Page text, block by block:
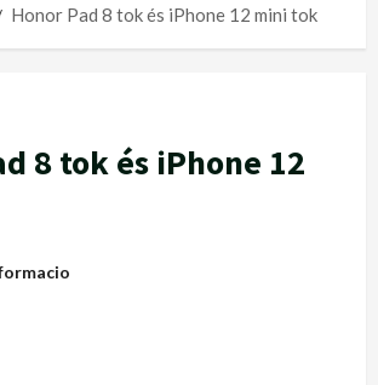
Honor Pad 8 tok és iPhone 12 mini tok
8 tok és iPhone 12